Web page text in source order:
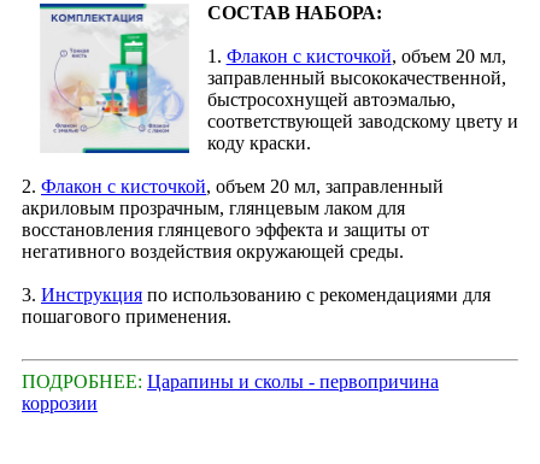
СОСТАВ НАБОРА:
1. Флакон с кисточкой, объем 20 мл,
заправленный высококачественной,
быстросохнущей автоэмалью,
соответствующей заводскому цвету и
коду краски.
2. Флакон с кисточкой, объем 20 мл, заправленный
акриловым прозрачным, глянцевым лаком для
восстановления глянцевого эффекта и защиты от
негативного воздействия окружающей среды.
3. Инструкция по использованию с рекомендациями для
пошагового применения.
ПОДРОБНЕЕ: Царапины и сколы - первопричина
коррозии